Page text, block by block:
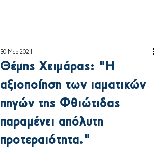
Θέμης Χειμάρας: "Η
αξιοποίηση των ιαματικών
πηγών της Φθιώτιδας
παραμένει απόλυτη
προτεραιότητα."
30 Μαρ 2021